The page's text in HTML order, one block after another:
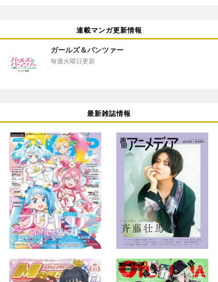
連載マンガ更新情報
ガールズ＆パンツァー
毎週火曜日更新
最新雑誌情報